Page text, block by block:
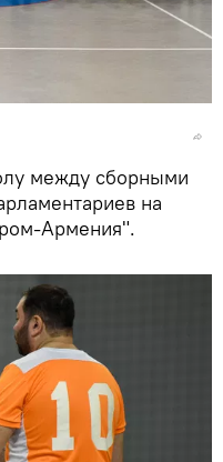
между сборными
на
Армения".